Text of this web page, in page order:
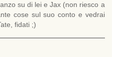
su di lei e Jax (non riesco a
cose sul suo conto e vedrai
fidati ;)